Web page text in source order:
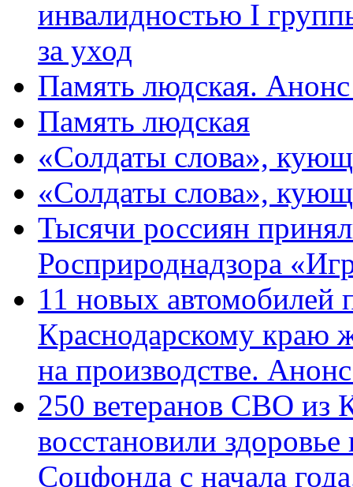
инвалидностью I
за уход
Память людская.
Память людская
«Солдаты слова»,
«Солдаты слова»,
Тысячи россиян
Росприроднадзора
11 новых автомобилей
Краснодарскому краю
на производстве.
250 ветеранов СВО из
восстановили
Соцфонда с начала